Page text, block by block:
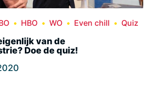
HBO WO Even chill Quiz
van de
Doe de quiz!